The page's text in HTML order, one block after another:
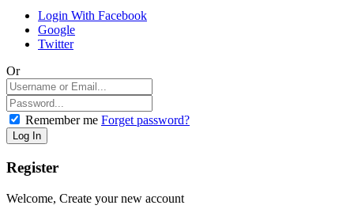
Login With Facebook
Google
Twitter
Or
Remember me Forget password?
Register
Welcome, Create your new account